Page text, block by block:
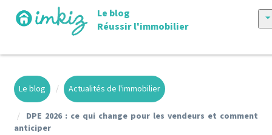
Le blog
Réussir l'immobilier
Vendre avec imkiz
Nos annonces
Le blog Actualités de l'immobilier
DPE 2026 : ce qui change pour les vendeurs et comment
anticiper